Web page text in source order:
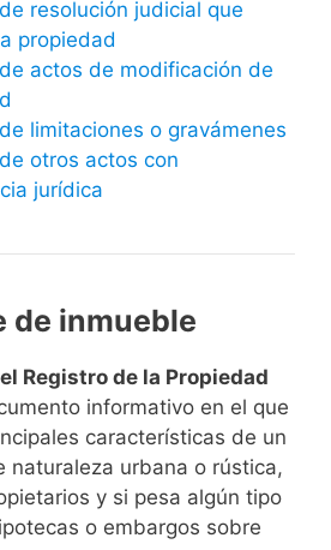
resolución judicial que
propiedad
actos de modificación de
limitaciones o gravámenes
otros actos con
jurídica
de inmueble
Registro de la Propiedad
informativo en el que
características de un
naturaleza urbana o rústica,
y si pesa algún tipo
o embargos sobre